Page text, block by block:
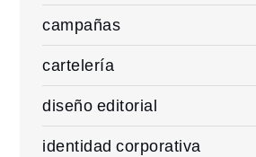
campañas
cartelería
diseño editorial
identidad corporativa